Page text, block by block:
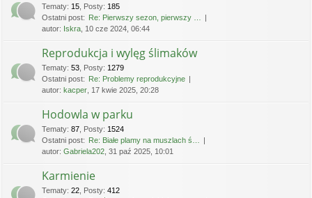
Tematy: 15 Posty: 185
Ostatni post: Re: Pierwszy sezon, pierwszy …
autor: Iskra , 10 cze 2024, 06:44
Reprodukcja i wylęg ślimaków
Tematy: 53 Posty: 1279
Ostatni post: Re: Problemy reprodukcyjne
autor: kacper , 17 kwie 2025, 20:28
Hodowla w parku
Tematy: 87 Posty: 1524
Ostatni post: Re: Białe plamy na muszlach ś…
autor: Gabriela202 , 31 paź 2025, 10:01
Karmienie
Tematy: 22 Posty: 412